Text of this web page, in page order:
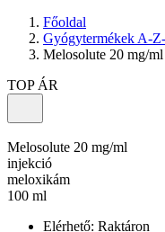
Főoldal
Gyógytermékek A-
Melosolute 20 mg/
TOP ÁR
Melosolute 20 mg/ml
injekció
meloxikám
100 ml
Elérhető: Raktáron